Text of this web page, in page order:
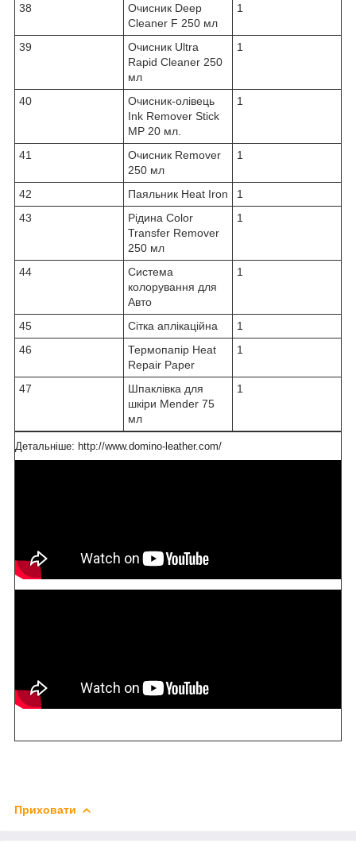
38
Очисник Deep
Cleaner F 250 мл
1
39
Очисник Ultra
Rapid Cleaner 250
мл
1
40
Очисник-олівець
Ink Remover Stick
MP 20 мл.
1
41
Очисник Remover
250 мл
1
42 Паяльник Heat Iron
1
43
Рідина Color
Transfer Remover
250 мл
1
44
Система
колорування для
Авто
1
45 Сітка аплікаційна
1
46
Термопапір Heat
Repair Paper
1
47
Шпаклівка для
шкіри Mender 75
мл
1
Детальніше: http://www.domino-leather.com/
Приховати